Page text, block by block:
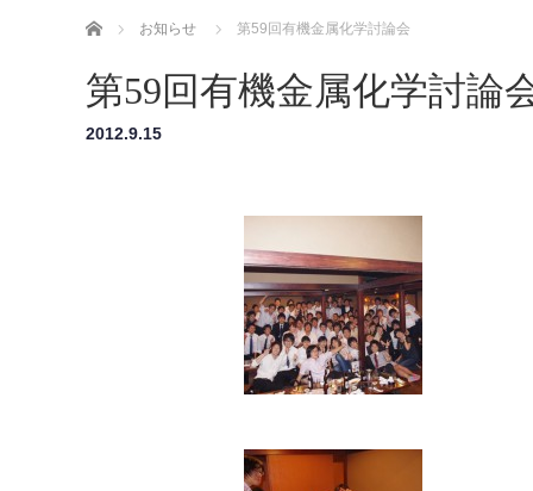
ホーム お知らせ 第59回有機金属化学討論会
第59回有機金属化学討論
2012.9.15